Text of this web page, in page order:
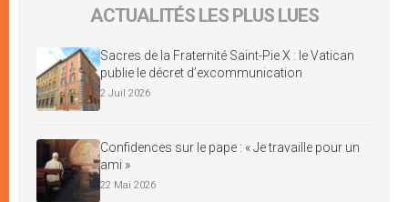
ACTUALITÉS LES PLUS LUES
Sacres de la Fraternité Saint-Pie X : le Vatican
publie le décret d’excommunication
2 Juil 2026
Confidences sur le pape : « Je travaille pour un
ami »
22 Mai 2026